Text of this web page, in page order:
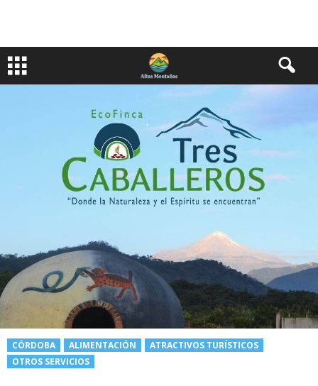
CÓRDOBA ALIMENTACIÓN
ATRACTIVOS TURÍSTICOS
OTROS SERVICIOS